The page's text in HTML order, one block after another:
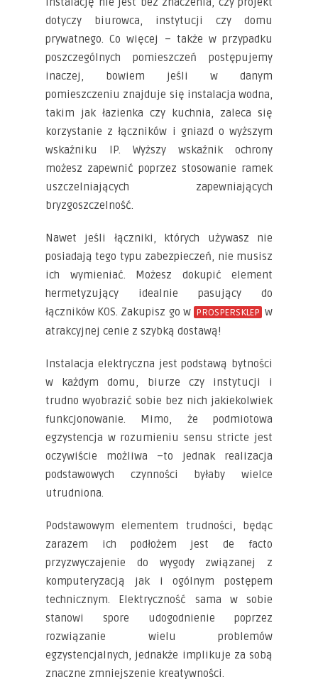
dotyczy biurowca, instytucji czy domu
prywatnego. Co więcej – także w przypadku
poszczególnych pomieszczeń postępujemy
inaczej, bowiem jeśli w danym
pomieszczeniu znajduje się instalacja wodna,
takim jak łazienka czy kuchnia, zaleca się
korzystanie z łączników i gniazd o wyższym
wskaźniku IP. Wyższy wskaźnik ochrony
możesz zapewnić poprzez stosowanie ramek
uszczelniających zapewniających
bryzgoszczelność.
Nawet jeśli łączniki, których używasz nie
posiadają tego typu zabezpieczeń, nie musisz
ich wymieniać. Możesz dokupić element
hermetyzujący idealnie pasujący do
łączników KOS. Zakupisz go w PROSPERSKLEP w
atrakcyjnej cenie z szybką dostawą!
Instalacja elektryczna jest podstawą bytności
w każdym domu, biurze czy instytucji i
trudno wyobrazić sobie bez nich jakiekolwiek
funkcjonowanie. Mimo, że podmiotowa
egzystencja w rozumieniu sensu stricte jest
oczywiście możliwa –to jednak realizacja
podstawowych czynności byłaby wielce
utrudniona.
Podstawowym elementem trudności, będąc
zarazem ich podłożem jest de facto
przyzwyczajenie do wygody związanej z
komputeryzacją jak i ogólnym postępem
technicznym. Elektryczność sama w sobie
stanowi spore udogodnienie poprzez
rozwiązanie wielu problemów
egzystencjalnych, jednakże implikuje za sobą
znaczne zmniejszenie kreatywności.